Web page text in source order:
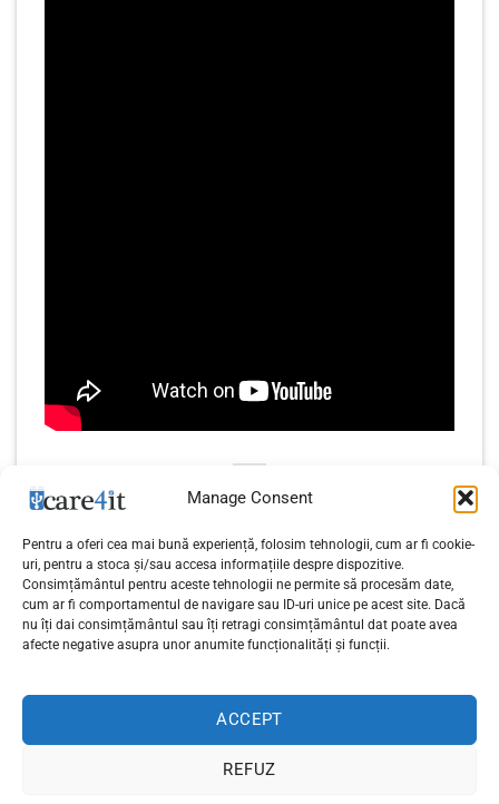
Manage Consent
Pentru a oferi cea mai bună experiență, folosim tehnologii, cum ar fi cookie-
uri, pentru a stoca și/sau accesa informațiile despre dispozitive.
Consimțământul pentru aceste tehnologii ne permite să procesăm date,
cum ar fi comportamentul de navigare sau ID-uri unice pe acest site. Dacă
nu îți dai consimțământul sau îți retragi consimțământul dat poate avea
afecte negative asupra unor anumite funcționalități și funcții.
ACCEPT
REFUZ
Tutoriale de HTML – Lecția
9 – Cum creăm un link în
HTML
Tutoriale de HTML – Lecția
11 – Crearea de liste
(unordered list)